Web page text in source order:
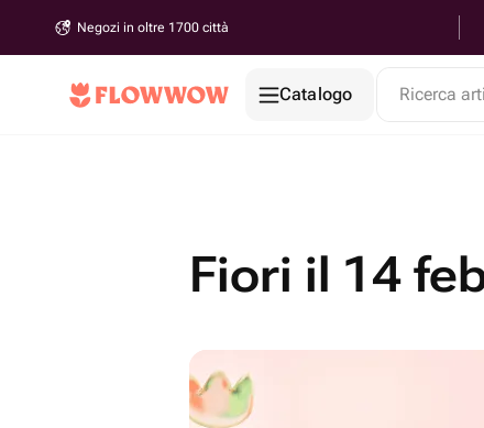
Negozi in oltre 1700 città
Catalogo Ricerca
Fiori il 14